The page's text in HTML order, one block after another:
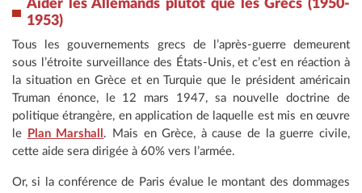
Aider les Allemands plutôt que les Grecs (1950-
1953)
Tous les gouvernements grecs de l’après-guerre demeurent
sous l’étroite surveillance des États-Unis, et c’est en réaction à
la situation en Grèce et en Turquie que le président américain
Truman énonce, le 12 mars 1947, sa nouvelle doctrine de
politique étrangère, en application de laquelle est mis en œuvre
le
Plan Marshall . Mais en Grèce, à cause de la guerre civile,
cette aide sera dirigée à 60% vers l’armée.
Or, si la conférence de Paris évalue le montant des dommages